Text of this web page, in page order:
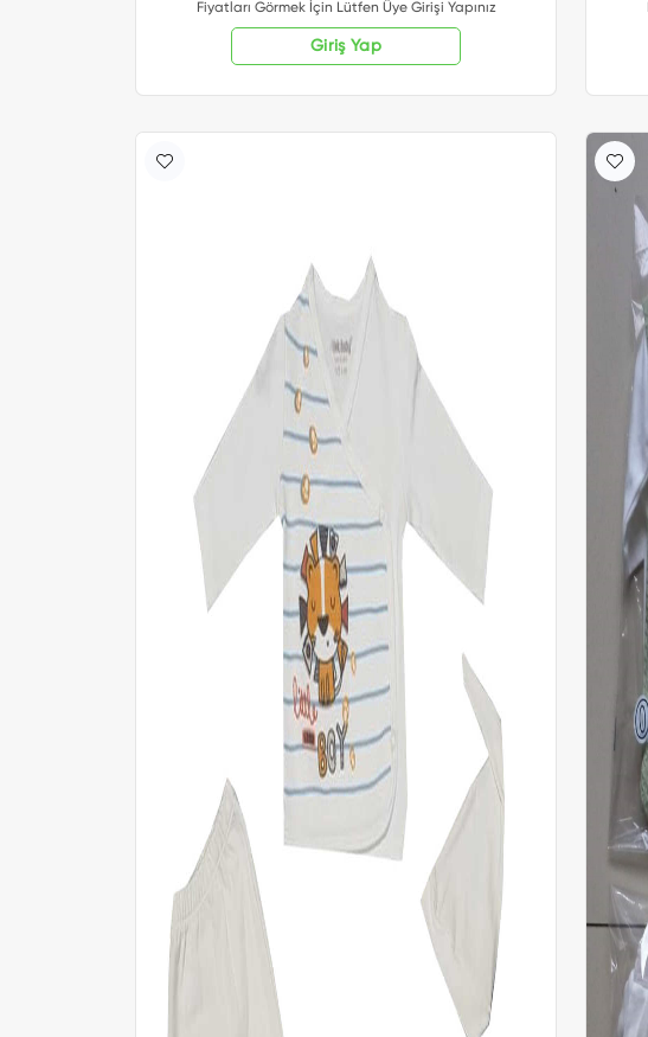
Fiyatları Görmek İçin Lütfen Üye Girişi Yapınız
Giriş Yap